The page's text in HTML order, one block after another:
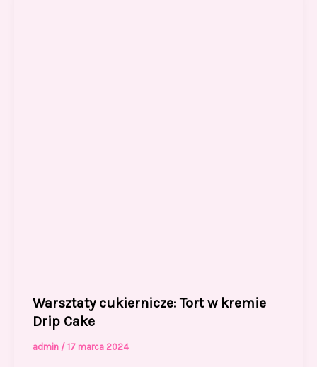
Warsztaty cukiernicze: Tort w kremie
Drip Cake
admin / 17 marca 2024